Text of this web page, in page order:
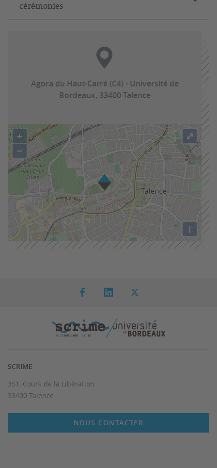
cérémonies
Agora du Haut-Carré (C4) - Université de
Bordeaux, 33400 Talence
+
−
i
⤢
SCRIME
351, Cours de la Libération
33400 Talence
NOUS CONTACTER